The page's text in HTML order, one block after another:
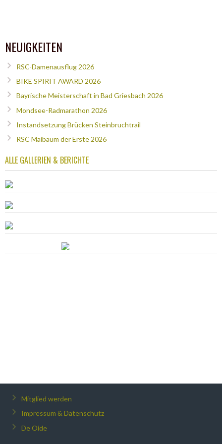
NEUIGKEITEN
RSC-Damenausflug 2026
BIKE SPIRIT AWARD 2026
Bayrische Meisterschaft in Bad Griesbach 2026
Mondsee-Radmarathon 2026
Instandsetzung Brücken Steinbruchtrail
RSC Maibaum der Erste 2026
ALLE GALLERIEN & BERICHTE
Mitglied werden
Impressum & Datenschutz
De Oide